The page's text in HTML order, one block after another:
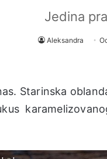
Jedina
Aleksandra
Starinska